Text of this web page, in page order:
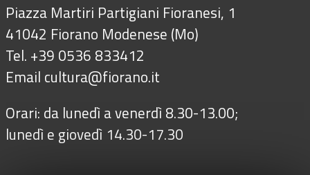
Piazza Martiri Partigiani Fioranesi, 1
41042 Fiorano Modenese (Mo)
Tel. +39 0536 833412
Email cultura@fiorano.it
Orari: da lunedì a venerdì 8.30-13.00;
lunedì e giovedì 14.30-17.30